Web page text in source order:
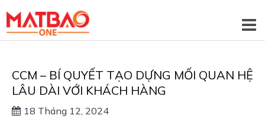
CCM – BÍ QUYẾT TẠO DỰNG MỐI QUAN HỆ
LÂU DÀI VỚI KHÁCH HÀNG
18 Tháng 12, 2024